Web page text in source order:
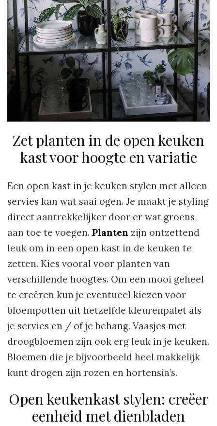
Zet planten in de open keuken
kast voor hoogte en variatie
Een open kast in je keuken stylen met alleen
servies kan wat saai ogen. Je maakt je styling
direct aantrekkelijker door er wat groens
aan toe te voegen. Planten zijn ontzettend
leuk om in een open kast in de keuken te
zetten. Kies vooral voor planten van
verschillende hoogtes. Om een mooi geheel
te creëren kun je eventueel kiezen voor
bloempotten uit hetzelfde kleurenpalet als
je servies en / of je behang. Vaasjes met
droogbloemen zijn ook erg leuk in je keuken.
Bloemen die je bijvoorbeeld heel makkelijk
kunt drogen zijn rozen en hortensia’s.
Open keukenkast stylen: creëer
eenheid met dienbladen